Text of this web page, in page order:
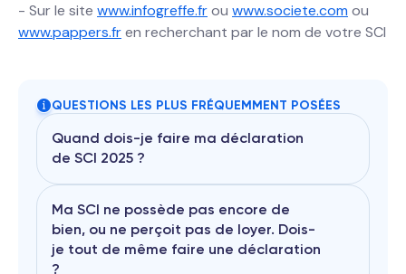
- Sur le site www.infogreffe.frou www.societe.com ou
www.pappers.fren recherchant par le nom de votre SCI
QUESTIONS LES PLUS FRÉQUEMMENT POSÉES
Quand dois-je faire ma déclaration
de SCI 2025 ?
Pour 2024, la date limite de
Ma SCI ne possède pas encore de
bien, ou ne perçoit pas de loyer. Dois-
je tout de même faire une déclaration
?